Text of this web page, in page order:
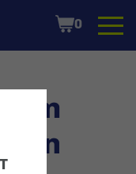
Shopping
Cart
0